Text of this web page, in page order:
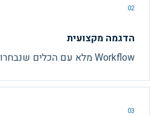
02
הדגמה מקצועית
Workflow מלא עם הכלים שנבחרו
03